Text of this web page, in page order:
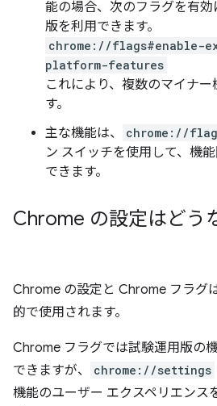
能の場合、次のフラグを有
版を利用できます。
chrome://flags#enable-
platform-features
これにより、複数のマイナ
す。
主な機能は、
chrome://
ン スイッチを使用して、機
できます。
Chrome の設定はどう
Chrome の設定と Chrome フラグ
的で使用されます。
Chrome フラグでは試験運用版の
できますが、
chrome://settings
機能のユーザー エクスペリエンス